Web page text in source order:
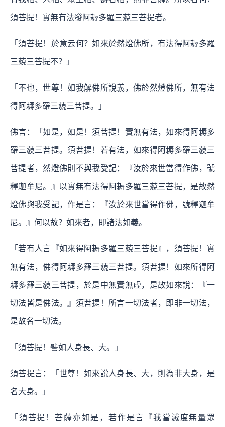
須菩提！實無有法發阿耨多羅三藐三菩提者。
「須菩提！於意云何？如來於然燈佛所，有法得阿耨多羅
三藐三菩提不？」
「不也，世尊！如我解佛所說義，佛於然燈佛所，無有法
得阿耨多羅三藐三菩提。」
佛言：「如是，如是！須菩提！實無有法，如來得阿耨多
羅三藐三菩提。須菩提！若有法，如來得阿耨多羅三藐三
菩提者，然燈佛則不與我受記：『汝於來世當得作佛，號
釋迦牟尼。』以實無有法得阿耨多羅三藐三菩提，是故然
燈佛與我受記，作是言：『汝於來世當得作佛，號釋迦牟
尼。』何以故？如來者，即諸法如義。
「若有人言『如來得阿耨多羅三藐三菩提』，須菩提！實
無有法，佛得阿耨多羅三藐三菩提。須菩提！如來所得阿
耨多羅三藐三菩提，於是中無實無虛，是故如來說：『一
切法皆是佛法。』須菩提！所言一切法者，即非一切法，
是故名一切法。
「須菩提！譬如人身長、大。」
須菩提言：「世尊！如來說人身長、大，則為非大身，是
名大身。」
「須菩提！菩薩亦如是，若作是言『我當滅度無量眾